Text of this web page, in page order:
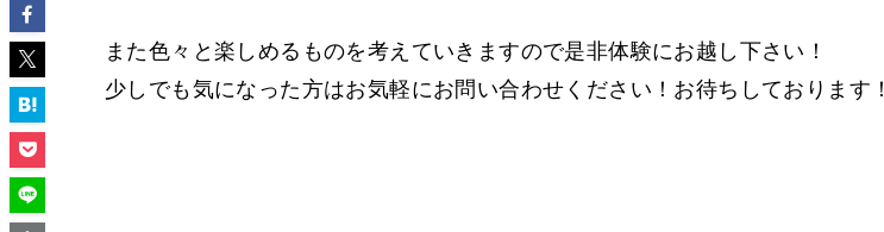
また色々と楽しめるものを考えていきますので是非体験にお越し下さい！
少しでも気になった方はお気軽にお問い合わせください！お待ちしております！